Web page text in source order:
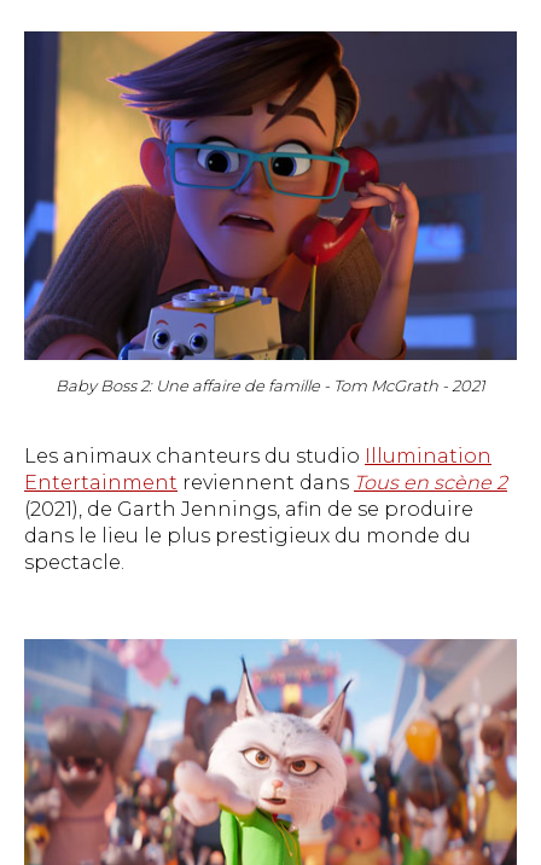
Baby Boss 2: Une affaire de famille - Tom McGrath - 2021
Les animaux chanteurs du studio Illumination
Entertainment reviennent dans Tous en scène 2
(2021), de Garth Jennings, afin de se produire
dans le lieu le plus prestigieux du monde du
spectacle.